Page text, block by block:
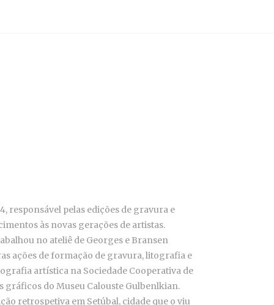
responsável pelas edições de gravura e
às novas gerações de artistas.
no ateliê de Georges e Bransen
ações de formação de gravura, litografia e
artística na Sociedade Cooperativa de
gráficos do Museu Calouste Gulbenlkian.
retrospetiva em Setúbal, cidade que o viu